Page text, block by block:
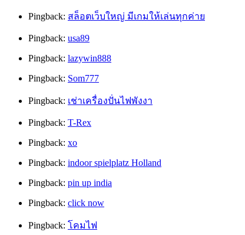
Pingback: สล็อตเว็บใหญ่ มีเกมให้เล่นทุกค่าย
Pingback: usa89
Pingback: lazywin888
Pingback: Som777
Pingback: เช่าเครื่องปั่นไฟพังงา
Pingback: T-Rex
Pingback: xo
Pingback: indoor spielplatz Holland
Pingback: pin up india
Pingback: click now
Pingback: โคมไฟ